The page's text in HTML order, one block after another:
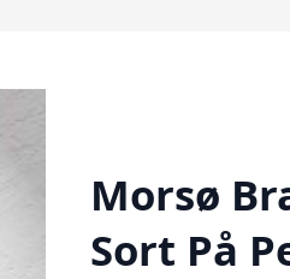
Morsø
Sort På